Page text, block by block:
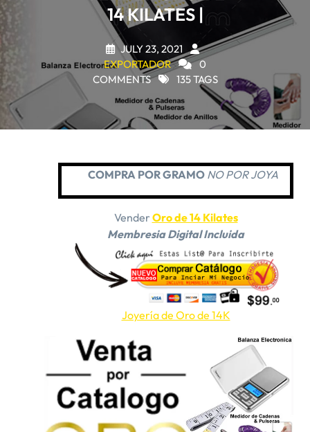
14 KILATES |
JULY 23, 2021
EXPORTADOR
0
COMMENTS
135 TAGS
COMPRA POR GRAMO NO POR JOYA
Vender Oro de 14 Kilates
Membresia Digital Incluida
Joyería de Oro de 14K